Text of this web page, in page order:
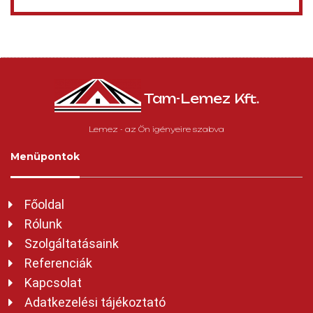
Tam-Lemez Kft.
Lemez - az Ön igényeire szabva
Menüpontok
Főoldal
Rólunk
Szolgáltatásaink
Referenciák
Kapcsolat
Adatkezelési tájékoztató